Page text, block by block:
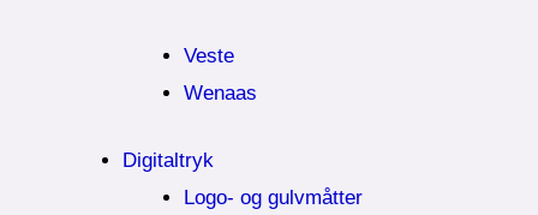
Veste
Wenaas
Digitaltryk
Logo- og gulvmåtter